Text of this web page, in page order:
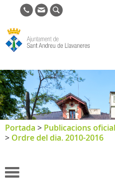
de Sant
Andreu de
Llavaneres
Portada > Publicacions
> Ordre del dia. 2010-2016